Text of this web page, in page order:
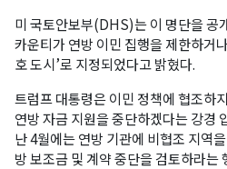
미 국토안보부(DHS)는 이 명단을 공
카운티가 연방 이민 집행을 제한하거
호 도시’로 지정되었다고 밝혔다.
트럼프 대통령은 이민 정책에 협조하
연방 자금 지원을 중단하겠다는 강경
난 4월에는 연방 기관에 비협조 지역
방 보조금 및 계약 중단을 검토하라는